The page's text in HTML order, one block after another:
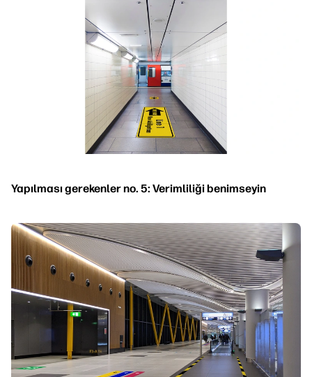
Yapılması gerekenler no. 5: Verimliliği benimseyin